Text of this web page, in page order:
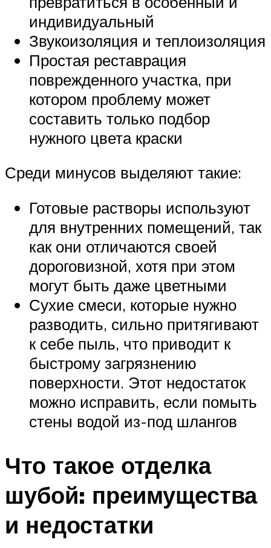
индивидуальный
Звукоизоляция и теплоизоляция
Простая реставрация
поврежденного участка, при
котором проблему может
составить только подбор
нужного цвета краски
Среди минусов выделяют такие:
Готовые растворы используют
для внутренних помещений, так
как они отличаются своей
дороговизной, хотя при этом
могут быть даже цветными
Сухие смеси, которые нужно
разводить, сильно притягивают
к себе пыль, что приводит к
быстрому загрязнению
поверхности. Этот недостаток
можно исправить, если помыть
стены водой из-под шлангов
Что такое отделка
шубой: преимущества
и недостатки